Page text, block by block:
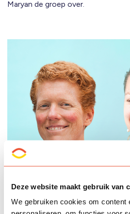
Deze website maakt gebruik van
We gebruiken cookies om content
Maryan de groep over.